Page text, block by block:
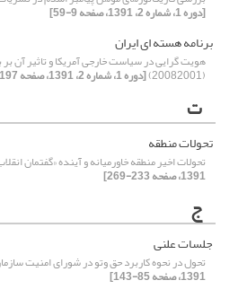
[دوره 1، شماره 2، 1391، صفحه 9-59]
برنامه هسته ای ایران
هویت گرایی در سیاست خارجی آمریکا و تاثیر آن
(20082001) [دوره 1، شماره 2، 1391، صفحه 197-232]
ت
تحولات منطقه
تحولات اخیر منطقه خاورمیانه و آینده «گفتمان
1391، صفحه 233-269]
ج
جلسات علنی
تحول در نحوه کاربرد حق وتو در شورای امنیت
1391، صفحه 85-143]